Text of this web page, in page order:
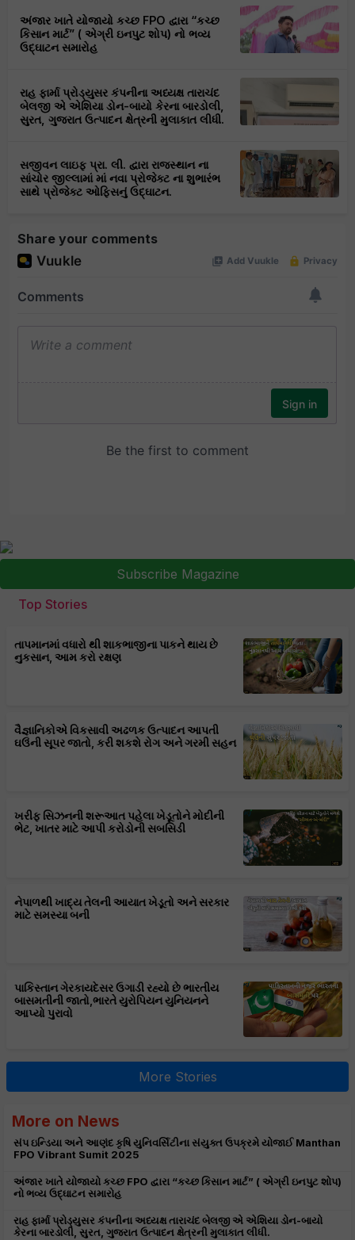
અંજાર ખાતે યોજાયો કચ્છ FPO દ્વારા “કચ્છ
કિસાન માર્ટ” ( એગ્રી ઇનપુટ શોપ) નો ભવ્ય
ઉદ્ઘાટન સમારોહ
રાહ ફાર્મા પ્રોડ્યુસર કંપનીના અધ્યક્ષ તારાચંદ
બેલજી એ એશિયા ડોન-બાયો કેરના બારડોલી,
સુરત, ગુજરાત ઉત્પાદન ક્ષેત્રની મુલાકાત લીધી.
સજીવન લાઇફ પ્રા. લી. દ્વારા રાજસ્થાન ના
સાંચોર જીલ્લામાં માં નવા પ્રોજેક્ટ ના શુભારંભ
સાથે પ્રોજેક્ટ ઓફિસનું ઉદ્ઘાટન.
Share your comments
Subscribe Magazine
Top Stories
તાપમાનમાં વધારો થી શાકભાજીના પાકને થાય છે
નુકસાન, આમ કરો રક્ષણ
વૈજ્ઞાનિકોએ વિકસાવી અઢળક ઉત્પાદન આપતી
ઘઉંની સૂપર જાતો, કરી શકશે રોગ અને ગરમી સહન
ખરીફ સિઝનની શરૂઆત પહેલા ખેડૂતોને મોદીની
ભેટ, ખાતર માટે આપી કરોડોની સબસિડી
નેપાળથી ખાદ્ય તેલની આયાત ખેડૂતો અને સરકાર
માટે સમસ્યા બની
પાકિસ્તાન ગેરકાયદેસર ઉગાડી રહ્યો છે ભારતીય
બાસમતીની જાતો,ભારતે યુરોપિયન યુનિયનને
આપ્યો પુરાવો
More Stories
More on News
સંપ ઇન્ડિયા અને આણંદ કૃષિ યુનિવર્સિટીના સંયુક્ત ઉપક્રમે યોજાઈ Manthan
FPO Vibrant Sumit 2025
અંજાર ખાતે યોજાયો કચ્છ FPO દ્વારા “કચ્છ કિસાન માર્ટ” ( એગ્રી ઇનપુટ શોપ)
નો ભવ્ય ઉદ્ઘાટન સમારોહ
રાહ ફાર્મા પ્રોડ્યુસર કંપનીના અધ્યક્ષ તારાચંદ બેલજી એ એશિયા ડોન-બાયો
કેરના બારડોલી, સુરત, ગુજરાત ઉત્પાદન ક્ષેત્રની મુલાકાત લીધી.